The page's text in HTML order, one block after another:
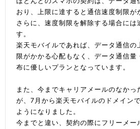
おり、上限に達すると通信速度制限が
さらに、速度制限を解除する場合には
す。
楽天モバイルであれば、データ通信の
限がかかる心配もなく、データ通信量
布に優しいプランとなっています。
また、今までキャリアメールのなかっ
が、7月から楽天モバイルのドメイン
ようになりました。
今までと違い、契約の際にフリーメー